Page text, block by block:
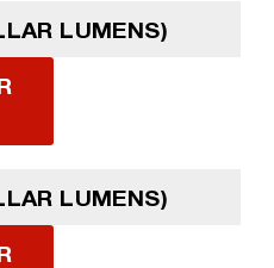
LUMENS)
LUMENS)